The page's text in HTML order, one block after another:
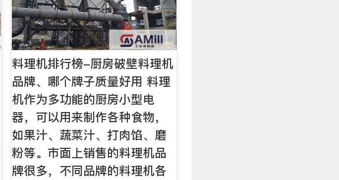
料理机排行榜-厨房破壁料理机
品牌、哪个牌子质量好用 料理
机作为多功能的厨房小型电
器，可以用来制作各种食物，
如果汁、蔬菜汁、打肉馅、磨
粉等。市面上销售的料理机品
牌很多，不同品牌的料理机各